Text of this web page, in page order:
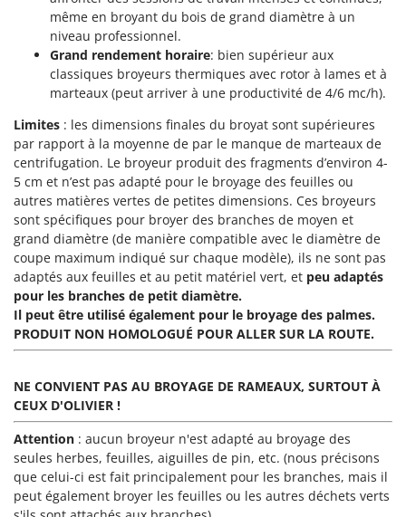
Nettoyeurs tapis, moquettes et tapisseries
Peignes vibreurs et Secoueurs à olives
Pelles rétros pour tracteur
Perches Élagueuses
Pétrins à Spirale
Piscines
Planteuses de pommes de terre pour tracteur
Plateaux de coupe pour tracteur
Plumeuses
Pompes d'irrigation à tracteur
Pompes de transfert
Pompes immergées électriques
Poussoirs à saucisse
Presses à pellets
Pressoirs à fruits
Pressoirs à Raisin
Fiskars
Flymo
Fontana Forni
Forest Master
Francini
G
G3 Ferrari
Gardena
Garofalo
GeoTech
GeoTech Pro
Gierre
Ginko - MGM
Girmi
GRAEF
Gre
GreenBay
Greenworks
même en broyant du bois de grand diamètre à un
niveau professionnel.
Grand rendement horaire: bien supérieur aux
classiques broyeurs thermiques avec rotor à lames et à
marteaux (peut arriver à une productivité de 4/6 mc/h).
Limites : les dimensions finales du broyat sont supérieures
par rapport à la moyenne de par le manque de marteaux de
centrifugation. Le broyeur produit des fragments d’environ 4-
5 cm et n’est pas adapté pour le broyage des feuilles ou
autres matières vertes de petites dimensions. Ces broyeurs
sont spécifiques pour broyer des branches de moyen et
grand diamètre (de manière compatible avec le diamètre de
coupe maximum indiqué sur chaque modèle), ils ne sont pas
adaptés aux feuilles et au petit matériel vert, et peu adaptés
pour les branches de petit diamètre.
Il peut être utilisé également pour le broyage des palmes.
PRODUIT NON HOMOLOGUÉ POUR ALLER SUR LA ROUTE.
NE CONVIENT PAS AU BROYAGE DE RAMEAUX, SURTOUT À
CEUX D'OLIVIER !
Attention : aucun broyeur n'est adapté au broyage des
seules herbes, feuilles, aiguilles de pin, etc. (nous précisons
que celui-ci est fait principalement pour les branches, mais il
peut également broyer les feuilles ou les autres déchets verts